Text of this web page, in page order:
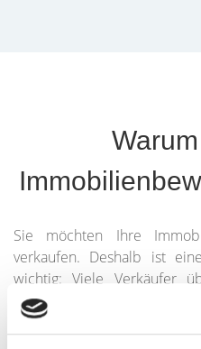
Sie möchten Ihre
verkaufen. Deshalb ist
wichtig: Viele Verkäufer
Immobilie und halten an
Andererseits suchen